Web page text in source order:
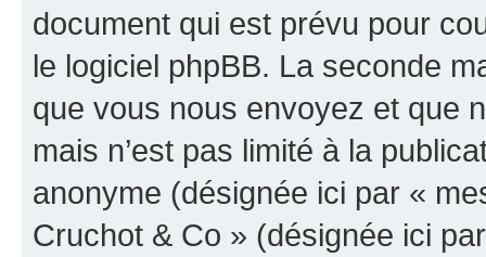
document qui est prévu pour
le logiciel phpBB. La seconde
que vous nous envoyez et que
mais n’est pas limité à la
anonyme (désignée ici par «
Cruchot & Co » (désignée ici